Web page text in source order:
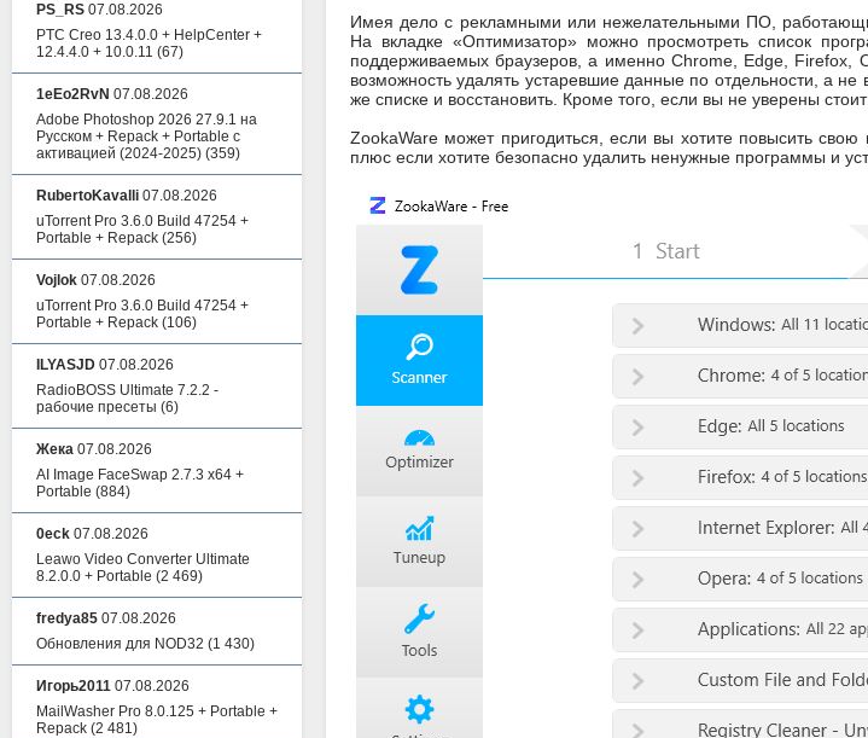
Имея дело с рекламными или нежелательными ПО,
На вкладке «Оптимизатор» можно просмотреть список
поддерживаемых браузеров, а именно Chrome, Edge, Firefox,
возможность удалять устаревшие данные по отдельности, а
же списке и восстановить. Кроме того, если вы не уверены
ZookaWare может пригодиться, если вы хотите повысить
плюс если хотите безопасно удалить ненужные программы и
PS_RS 07.08.2026
PTC Creo 13.4.0.0 + HelpCenter +
12.4.4.0 + 10.0.11 (67)
1eEo2RvN 07.08.2026
Adobe Photoshop 2026 27.9.1 на
Русском + Repack + Portable с
активацией (2024-2025) (359)
RubertoKavalli 07.08.2026
uTorrent Pro 3.6.0 Build 47254 +
Portable + Repack (256)
Vojlok 07.08.2026
uTorrent Pro 3.6.0 Build 47254 +
Portable + Repack (106)
ILYASJD 07.08.2026
RadioBOSS Ultimate 7.2.2 -
рабочие пресеты (6)
Жека 07.08.2026
AI Image FaceSwap 2.7.3 x64 +
Portable (884)
0eck 07.08.2026
Leawo Video Converter Ultimate
8.2.0.0 + Portable (2 469)
fredya85 07.08.2026
Обновления для NOD32 (1 430)
Игорь2011 07.08.2026
MailWasher Pro 8.0.125 + Portable +
Repack (2 481)